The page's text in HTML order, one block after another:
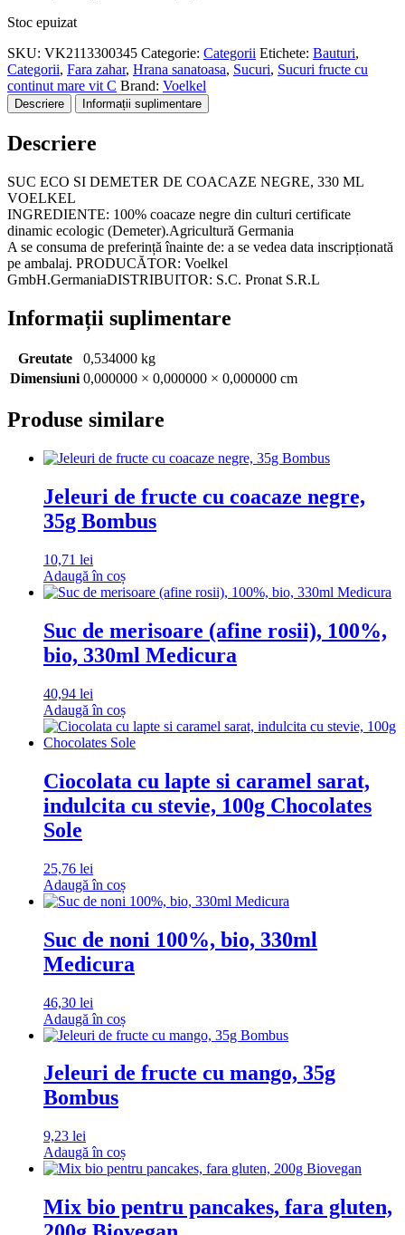
Stoc epuizat
SKU: VK2113300345 Categorie: Categorii Etichete: Bauturi,
Categorii, Fara zahar, Hrana sanatoasa, Sucuri, Sucuri fructe cu
continut mare vit C Brand: Voelkel
Descriere Informații suplimentare
Descriere
SUC ECO SI DEMETER DE COACAZE NEGRE, 330 ML
VOELKEL
INGREDIENTE: 100% coacaze negre din culturi certificate
dinamic ecologic (Demeter).Agricultură Germania
A se consuma de preferință înainte de: a se vedea data inscripționată
pe ambalaj. PRODUCĂTOR: Voelkel
GmbH.GermaniaDISTRIBUITOR: S.C. Pronat S.R.L
Informații suplimentare
Greutate
0,534000 kg
Dimensiuni 0,000000 × 0,000000 × 0,000000 cm
Produse similare
Jeleuri de fructe cu coacaze negre,
35g Bombus
10,71 lei
Adaugă în coș
Suc de merisoare (afine rosii), 100%,
bio, 330ml Medicura
40,94 lei
Adaugă în coș
Ciocolata cu lapte si caramel sarat,
indulcita cu stevie, 100g Chocolates
Sole
25,76 lei
Adaugă în coș
Suc de noni 100%, bio, 330ml
Medicura
46,30 lei
Adaugă în coș
Jeleuri de fructe cu mango, 35g
Bombus
9,23 lei
Adaugă în coș
Mix bio pentru pancakes, fara gluten,